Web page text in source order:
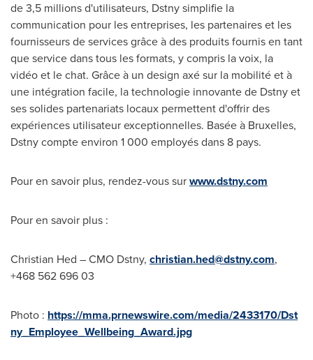
de 3,5 millions d'utilisateurs, Dstny simplifie la
communication pour les entreprises, les partenaires et les
fournisseurs de services grâce à des produitsfournisen tant
que service dans tous les formats, y compris la voix, la
vidéo et le chat. Grâce à un design axé sur la mobilité et à
une intégration facile, la technologie innovante de Dstny et
ses solides partenariats locaux permettent d'offrir des
expériences utilisateur exceptionnelles. Basée à Bruxelles,
Dstny compte environ 1 000 employés dans 8 pays.
Pour en savoir plus, rendez-vous surwww.dstny.com
Pour en savoir plus :
Christian Hed – CMO Dstny, christian.hed@dstny.com,
+468 562 696 03
Photo : https://mma.prnewswire.com/media/2433170/Dst
ny_Employee_Wellbeing_Award.jpg